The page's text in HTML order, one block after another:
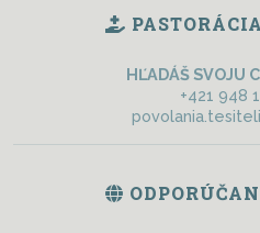
HĽADÁŠ SVOJU
+421 948